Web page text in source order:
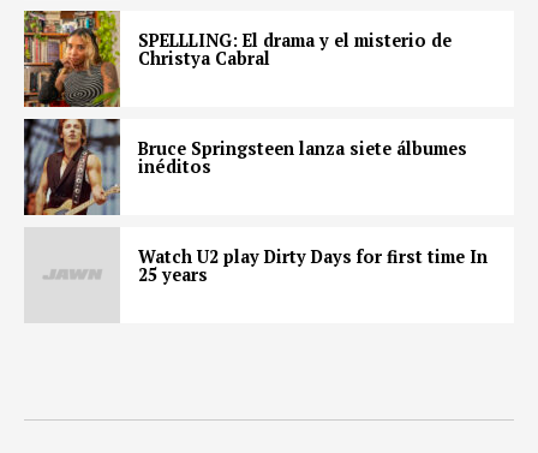
SPELLLING: El drama y el misterio de
Christya Cabral
Bruce Springsteen lanza siete álbumes
inéditos
Watch U2 play Dirty Days for first time In
25 years